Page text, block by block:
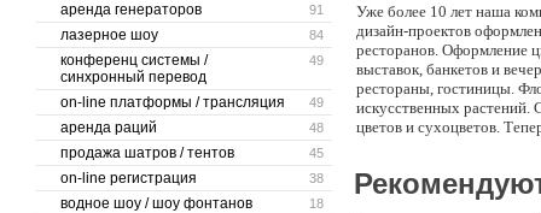
91
аренда генераторов
84
лазерное шоу
49
конференц системы /
синхронный перевод
49
on-line платформы / трансляция
48
аренда раций
45
продажа шатров / тентов
38
on-line регистрация
18
водное шоу / шоу фонтанов
Уже более 10 лет наша
дизайн-проектов
ресторанов. Оформление
выставок, банкетов и
рестораны, гостиницы.
искусственных растений.
цветов и сухоцветов.